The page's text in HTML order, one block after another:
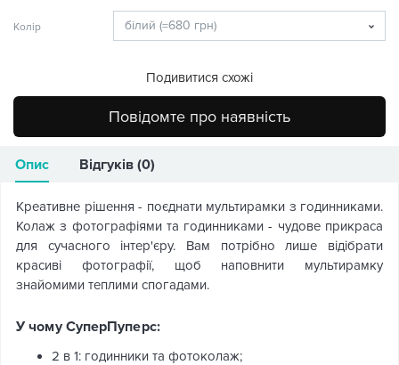
Колір
Подивитися схожі
Повідомте про наявність
Опис Відгуків (0)
Креативне рішення - поєднати мультирамки з годинниками.
Колаж з фотографіями та годинниками - чудове прикраса
для сучасного інтер'єру. Вам потрібно лише відібрати
красиві фотографії, щоб наповнити мультирамку
знайомими теплими спогадами.
У чому СуперПуперс:
2 в 1: годинники та фотоколаж;